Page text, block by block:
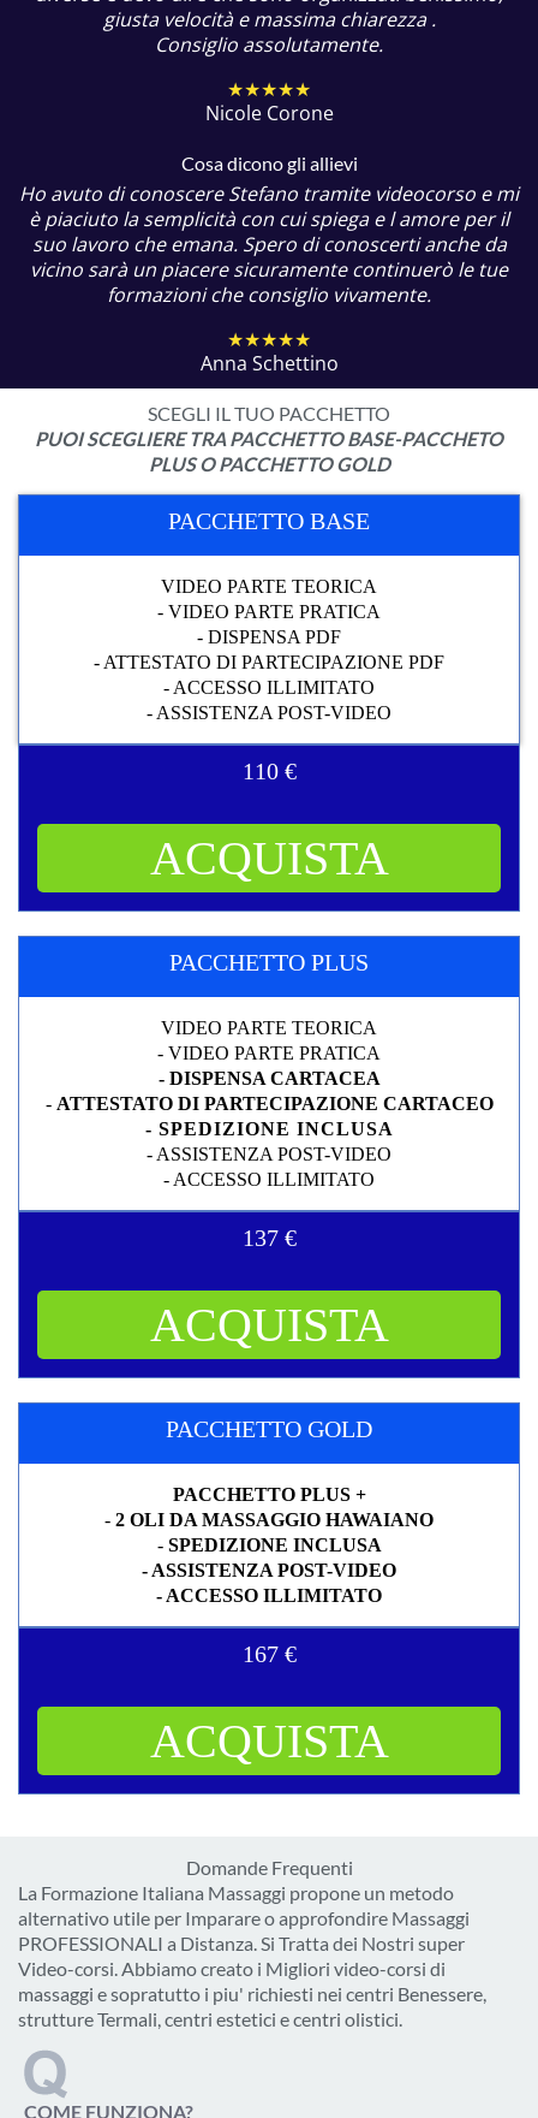
giusta velocità e massima chiarezza .
Consiglio assolutamente.
★★★★★
Nicole Corone
Cosa dicono gli allievi
Ho avuto di conoscere Stefano tramite videocorso e mi
è piaciuto la semplicità con cui spiega e l amore per il
suo lavoro che emana. Spero di conoscerti anche da
vicino sarà un piacere sicuramente continuerò le tue
formazioni che consiglio vivamente.
★★★★★
Anna Schettino
SCEGLI IL TUO PACCHETTO
PUOI SCEGLIERE TRA PACCHETTO BASE-PACCHETO
PLUS O PACCHETTO GOLD
PACCHETTO BASE
VIDEO PARTE TEORICA
- VIDEO PARTE PRATICA
- DISPENSA PDF
- ATTESTATO DI PARTECIPAZIONE PDF
- ACCESSO ILLIMITATO
- ASSISTENZA POST-VIDEO
110 €
ACQUISTA
PACCHETTO PLUS
VIDEO PARTE TEORICA
- VIDEO PARTE PRATICA
- DISPENSA CARTACEA
- ATTESTATO DI PARTECIPAZIONE CARTACEO
- SPEDIZIONE INCLUSA
- ASSISTENZA POST-VIDEO
- ACCESSO ILLIMITATO
137 €
ACQUISTA
PACCHETTO GOLD
PACCHETTO PLUS +
- 2 OLI DA MASSAGGIO HAWAIANO
- SPEDIZIONE INCLUSA
- ASSISTENZA POST-VIDEO
- ACCESSO ILLIMITATO
167 €
ACQUISTA
Domande Frequenti
La Formazione Italiana Massaggi propone un metodo
alternativo utile per Imparare o approfondire Massaggi
PROFESSIONALI a Distanza. Si Tratta dei Nostri super
Video-corsi. Abbiamo creato i Migliori video-corsi di
massaggi e sopratutto i piu' richiesti nei centri Benessere,
strutture Termali, centri estetici e centri olistici.
COME FUNZIONA?